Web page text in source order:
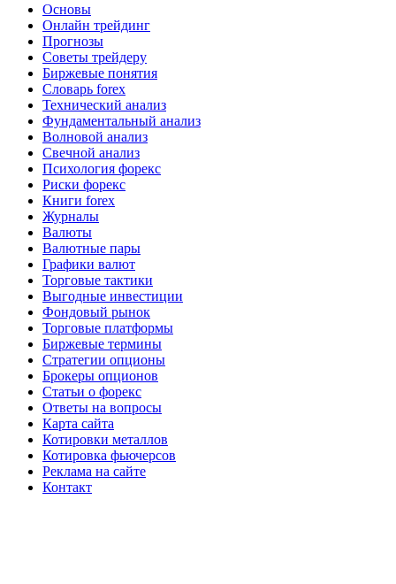
Основы
Онлайн трейдинг
Прогнозы
Советы трейдеру
Биржевые понятия
Словарь forex
Технический анализ
Фундаментальный анализ
Волновой анализ
Свечной анализ
Психология форекс
Риски форекс
Книги forex
Журналы
Валюты
Валютные пары
Графики валют
Торговые тактики
Выгодные инвестиции
Фондовый рынок
Торговые платформы
Биржевые термины
Стратегии опционы
Брокеры опционов
Статьи о форекс
Ответы на вопросы
Карта сайта
Котировки металлов
Котировка фьючерсов
Реклама на сайте
Контакт